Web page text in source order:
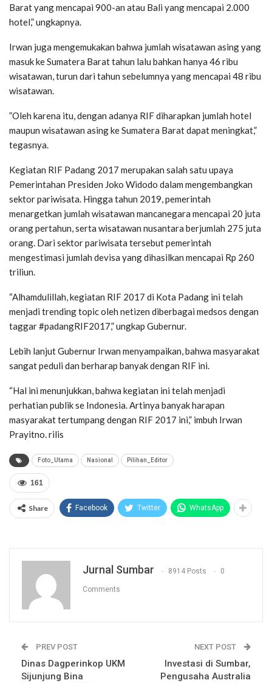
Barat yang mencapai 900-an atau Bali yang mencapai 2.000
hotel,” ungkapnya.
Irwan juga mengemukakan bahwa jumlah wisatawan asing yang
masuk ke Sumatera Barat tahun lalu bahkan hanya 46 ribu
wisatawan, turun dari tahun sebelumnya yang mencapai 48 ribu
wisatawan.
”Oleh karena itu, dengan adanya RIF diharapkan jumlah hotel
maupun wisatawan asing ke Sumatera Barat dapat meningkat,”
tegasnya.
Kegiatan RIF Padang 2017 merupakan salah satu upaya
Pemerintahan Presiden Joko Widodo dalam mengembangkan
sektor pariwisata. Hingga tahun 2019, pemerintah
menargetkan jumlah wisatawan mancanegara mencapai 20 juta
orang pertahun, serta wisatawan nusantara berjumlah 275 juta
orang. Dari sektor pariwisata tersebut pemerintah
mengestimasi jumlah devisa yang dihasilkan mencapai Rp 260
triliun.
“Alhamdulillah, kegiatan RIF 2017 di Kota Padang ini telah
menjadi trending topic oleh netizen diberbagai medsos dengan
taggar #padangRIF2017,” ungkap Gubernur.
Lebih lanjut Gubernur Irwan menyampaikan, bahwa masyarakat
sangat peduli dan berharap banyak dengan RIF ini.
“Hal ini menunjukkan, bahwa kegiatan ini telah menjadi
perhatian publik se Indonesia. Artinya banyak harapan
masyarakat tertumpang dengan RIF 2017 ini,” imbuh Irwan
Prayitno. rilis
Foto_Utama Nasional Pilihan_Editor
161
Share Facebook Twitter WhatsApp
Jurnal Sumbar 8914 Posts 0
Comments
PREV POST
Dinas Dagperinkop UKM
Sijunjung Bina
NEXT POST
Investasi di Sumbar,
Pengusaha Australia